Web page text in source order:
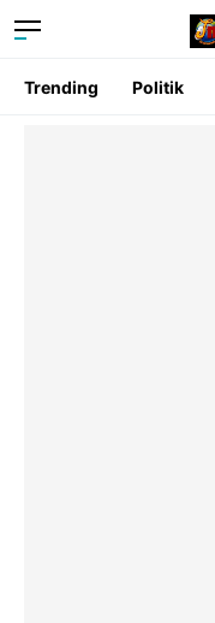
Trending Politik